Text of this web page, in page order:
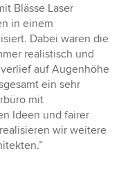
Blässe Laser
in einem
Dabei waren die
realistisch und
auf Augenhöhe
ein sehr
mit
Ideen und fairer
wir weitere